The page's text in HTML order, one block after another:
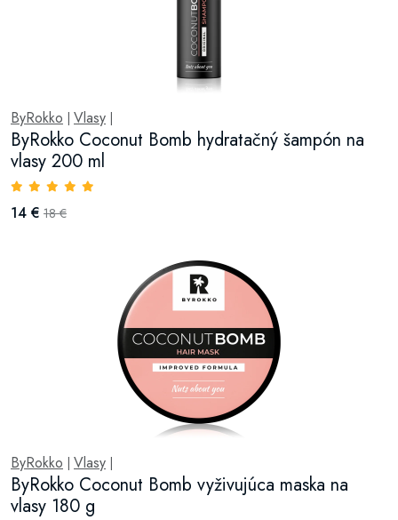
ByRokko Vlasy
ByRokko Coconut Bomb hydratačný šampón na
vlasy 200 ml
14 € 18 €
ByRokko Vlasy
ByRokko Coconut Bomb vyživujúca maska na
vlasy 180 g